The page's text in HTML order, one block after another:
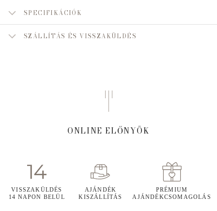
SPECIFIKÁCIÓK
SZÁLLÍTÁS ÉS VISSZAKÜLDÉS
ONLINE ELŐNYÖK
VISSZAKÜLDÉS
14 NAPON BELÜL
AJÁNDÉK
KISZÁLLÍTÁS
PRÉMIUM
AJÁNDÉKCSOMAGOLÁS